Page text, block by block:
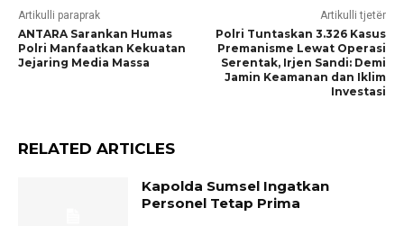
Artikulli paraprak
ANTARA Sarankan Humas
Polri Manfaatkan Kekuatan
Jejaring Media Massa
Artikulli tjetër
Polri Tuntaskan 3.326 Kasus
Premanisme Lewat Operasi
Serentak, Irjen Sandi: Demi
Jamin Keamanan dan Iklim
Investasi
RELATED ARTICLES
Kapolda Sumsel Ingatkan
Personel Tetap Prima